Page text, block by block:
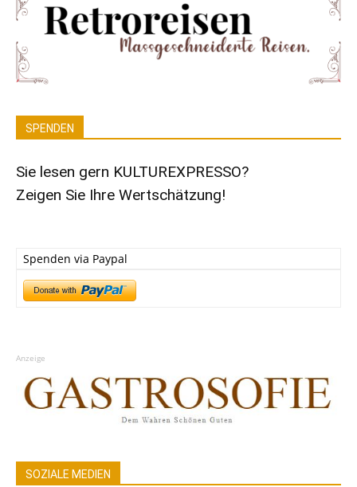
SPENDEN
Sie lesen gern KULTUREXPRESSO?
Zeigen Sie Ihre Wertschätzung!
Spenden via Paypal
Anzeige
SOZIALE MEDIEN